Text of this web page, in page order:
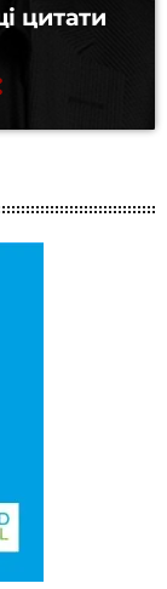
цитати